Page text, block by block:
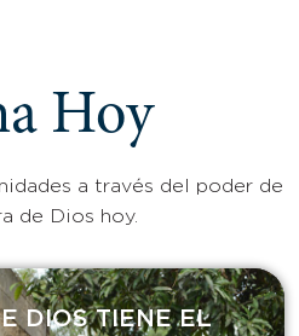
Hoy
a través del poder de
de Dios hoy.
DIOS TIENE EL